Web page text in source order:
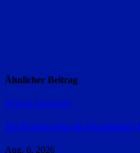
Ähnlicher Beitrag
Region Straubing
105 Kunstwerke im Straubinger
Aug. 6, 2026